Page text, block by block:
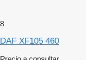
8
DAF XF105 460